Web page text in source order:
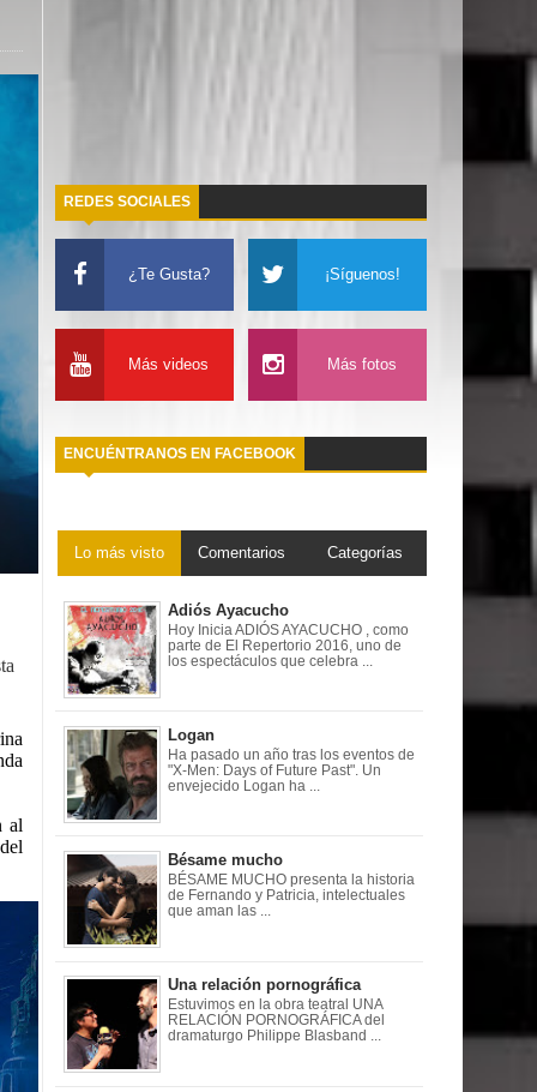
al
REDES SOCIALES
¿Te Gusta? ¡Síguenos!
Más videos Más fotos
ENCUÉNTRANOS EN FACEBOOK
Lo más visto Comentarios Categorías
Adiós Ayacucho
Hoy Inicia ADIÓS AYACUCHO , como
parte de El Repertorio 2016, uno de
los espectáculos que celebra ...
Logan
Ha pasado un año tras los eventos de
"X-Men: Days of Future Past". Un
envejecido Logan ha ...
Bésame mucho
BÉSAME MUCHO presenta la historia
de Fernando y Patricia, intelectuales
que aman las ...
Una relación pornográfica
Estuvimos en la obra teatral UNA
RELACIÓN PORNOGRÁFICA del
dramaturgo Philippe Blasband ...